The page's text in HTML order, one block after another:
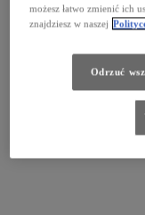
możesz łatwo zmienić ich
znajdziesz w naszej
Odrzuć